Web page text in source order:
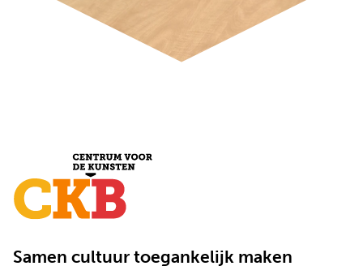
Samen cultuur toegankelijk maken